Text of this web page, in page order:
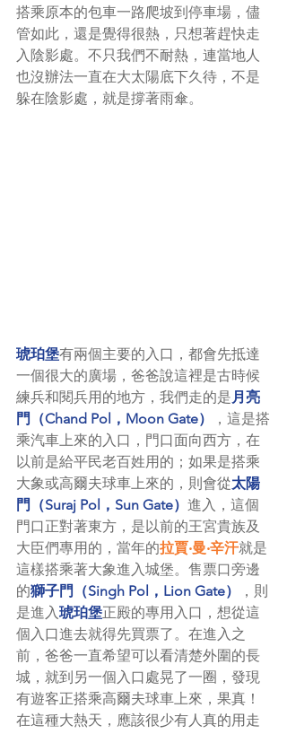
搭乘原本的包車一路爬坡到停車場，儘
管如此，還是覺得很熱，只想著趕快走
入陰影處。不只我們不耐熱，連當地人
也沒辦法一直在大太陽底下久待，不是
躲在陰影處，就是撐著雨傘。
琥珀堡有兩個主要的入口，都會先抵達
一個很大的廣場，爸爸說這裡是古時候
練兵和閱兵用的地方，我們走的是 月亮
門（Chand Pol，Moon Gate）
，這是搭
乘汽車上來的入口，門口面向西方，在
以前是給平民老百姓用的；如果是搭乘
大象或高爾夫球車上來的，則會從太陽
門（Suraj Pol，Sun Gate） 進入，這個
門口正對著東方，是以前的王宮貴族及
大臣們專用的，當年的拉賈‧曼‧辛汗就是
這樣搭乘著大象進入城堡。售票口旁邊
的獅子門（Singh Pol，Lion Gate）
，則
是進入琥珀堡正殿的專用入口，想從這
個入口進去就得先買票了。在進入之
前，爸爸一直希望可以看清楚外圍的長
城，就到另一個入口處晃了一圈，發現
有遊客正搭乘高爾夫球車上來，果真！
在這種大熱天，應該很少有人真的用走